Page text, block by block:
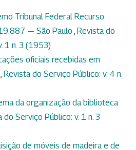
Tribunal Federal Recurso
— São Paulo , Revista do
1 n. 3 (1953)
oficiais recebidas em
, Revista do Serviço Público: v. 4 n.
da organização da biblioteca
do Serviço Público: v. 1 n. 3
de móveis de madeira e de